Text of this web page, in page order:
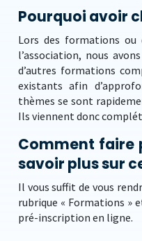
Pourquoi avoir
Lors des formations ou
l’association, nous
d’autres formations
existants afin
thèmes se sont
Ils viennent donc
Comment faire
savoir plus sur
Il vous suffit de vous
rubrique « Formations »
pré-inscription en ligne.